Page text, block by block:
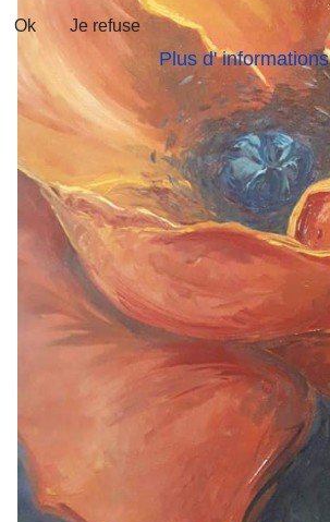
Ok Je refuse
Plus d' informations